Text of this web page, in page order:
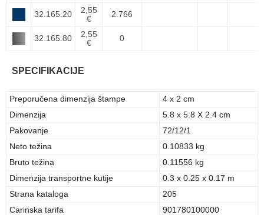
32.165.20
2,55
€
2.766
32.165.80
2,55
€
0
SPECIFIKACIJE
Preporučena dimenzija štampe
4 x 2 cm
Dimenzija
5.8 x 5.8 X 2.4 cm
Pakovanje
72/12/1
Neto težina
0.10833 kg
Bruto težina
0.11556 kg
Dimenzija transportne kutije
0.3 x 0.25 x 0.17 m
Strana kataloga
205
Carinska tarifa
901780100000